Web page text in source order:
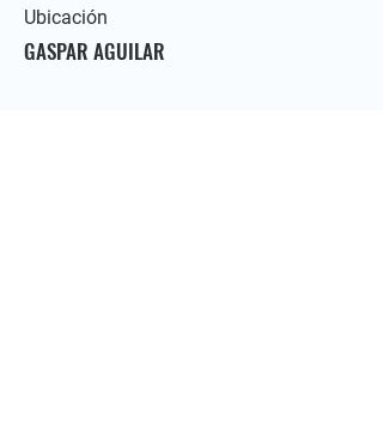
Ubicación
GASPAR AGUILAR